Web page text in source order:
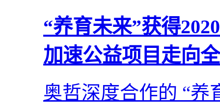
“养育未来”获得
加速公益项目走向
奥哲深度合作的 “养